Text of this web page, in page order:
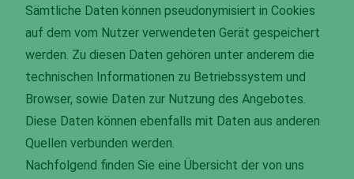
Sämtliche Daten können pseudonymisiert in Cookies
auf dem vom Nutzer verwendeten Gerät gespeichert
werden. Zu diesen Daten gehören unter anderem die
technischen Informationen zu Betriebssystem und
Browser, sowie Daten zur Nutzung des Angebotes.
Diese Daten können ebenfalls mit Daten aus anderen
Quellen verbunden werden.
Nachfolgend finden Sie eine Übersicht der von uns